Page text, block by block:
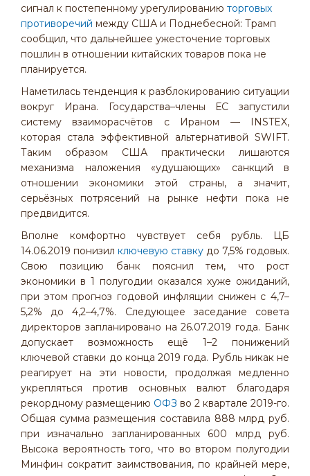
сигнал к постепенному урегулированию торговых
противоречий между США и Поднебесной: Трамп
сообщил, что дальнейшее ужесточение торговых
пошлин в отношении китайских товаров пока не
планируется.
Наметилась тенденция к разблокированию ситуации
вокруг Ирана. Государства–члены ЕС запустили
систему взаиморасчётов с Ираном — INSTEX,
которая стала эффективной альтернативой SWIFT.
Таким образом США практически лишаются
механизма наложения «удушающих» санкций в
отношении экономики этой страны, а значит,
серьёзных потрясений на рынке нефти пока не
предвидится.
Вполне комфортно чувствует себя рубль. ЦБ
14.06.2019 понизил ключевую ставку до 7,5% годовых.
Свою позицию банк пояснил тем, что рост
экономики в 1 полугодии оказался хуже ожиданий,
при этом прогноз годовой инфляции снижен с 4,7–
5,2% до 4,2–4,7%. Следующее заседание совета
директоров запланировано на 26.07.2019 года. Банк
допускает возможность ещё 1–2 понижений
ключевой ставки до конца 2019 года. Рубль никак не
реагирует на эти новости, продолжая медленно
укрепляться против основных валют благодаря
рекордному размещению ОФЗ во 2 квартале 2019-го.
Общая сумма размещения составила 888 млрд руб.
при изначально запланированных 600 млрд руб.
Высока вероятность того, что во втором полугодии
Минфин сократит заимствования, по крайней мере,